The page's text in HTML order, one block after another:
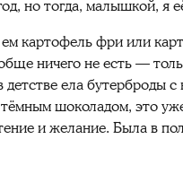
но тогда, малышкой, я
ем картофель фри или
ничего не есть —
ела бутерброды с
шоколадом, это
и желание. Была в